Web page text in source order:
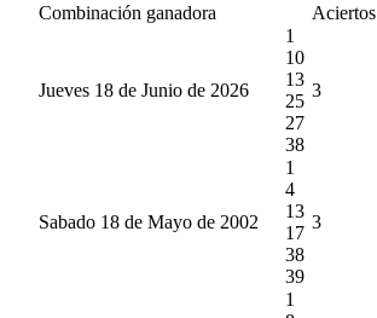
Combinación ganadora Aciertos
Jueves 18 de Junio de 2026
1
10
13
25
27
38
3
Sabado 18 de Mayo de 2002
1
4
13
17
38
39
3
1